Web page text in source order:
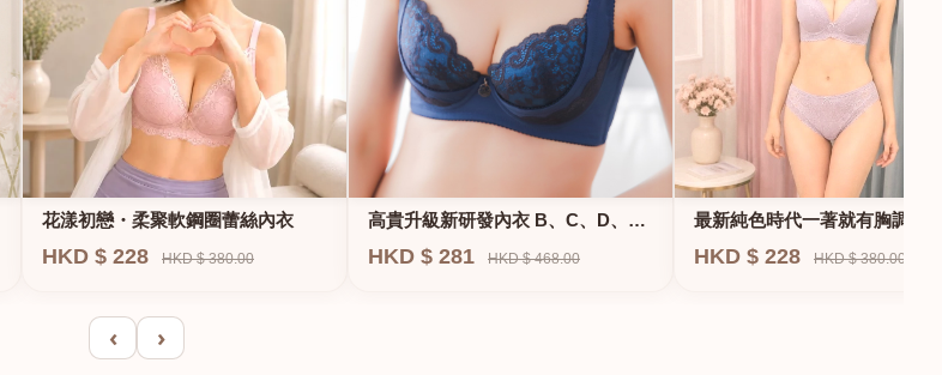
花漾初戀・柔聚軟鋼圈蕾絲內衣
HKD $ 228 HKD $ 380.00
高貴升級新研發內衣 B、C、D、
E、F專業養脂術系列
HKD $ 281 HKD $ 468.00
最新純色時代一著就有胸調整
衣-專治小胸 蝴蝶肌位矯正型內
HKD $ 228 HKD $ 380.00
‹ ›